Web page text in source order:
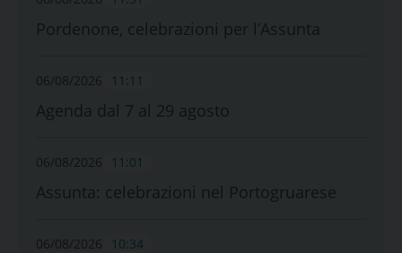
Pordenone, celebrazioni per l’Assunta
06/08/2026 11:11
Agenda dal 7 al 29 agosto
06/08/2026 11:01
Assunta: celebrazioni nel Portogruarese
06/08/2026 10:34